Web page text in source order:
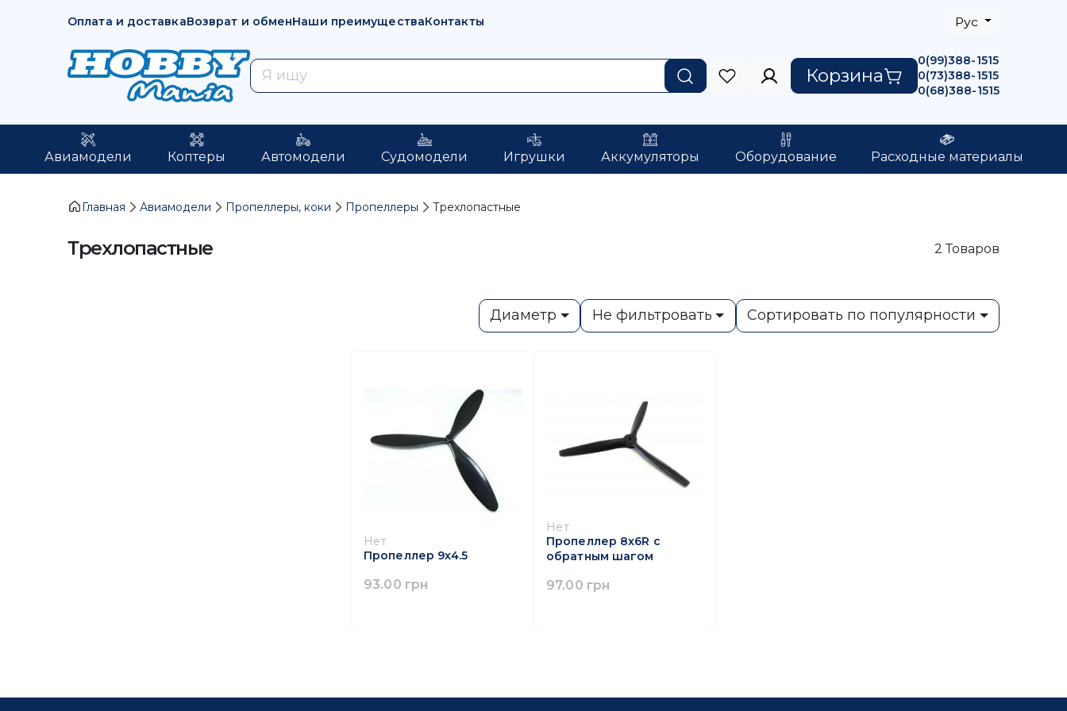
Оплата и доставкаВозврат и обменНаши преимуществаКонтакты Рус
Корзина
0(99)388-1515
0(73)388-1515
0(68)388-1515
Авиамодели Коптеры Автомодели Судомодели Игрушки Аккумуляторы Оборудование Расходные материалы
Главная Авиамодели Пропеллеры, коки Пропеллеры Трехлопастные
Трехлопастные 2 Товаров
Диаметр Не фильтровать Сортировать по популярности
Нет
Пропеллер 9x4.5
93.00 грн
Нет
Пропеллер 8x6R с
обратным шагом
97.00 грн